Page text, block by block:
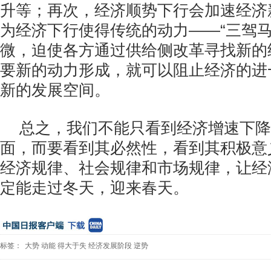
升等；再次，经济顺势下行会加速经
为经济下行使得传统的动力——“三驾
微，迫使各方通过供给侧改革寻找新
要新的动力形成，就可以阻止经济的
新的发展空间。
总之，我们不能只看到经济增速下
面，而要看到其必然性，看到其积极
经济规律、社会规律和市场规律，让
定能走过冬天，迎来春天。
标签： 大势 动能 得大于失 经济发展阶段 逆势